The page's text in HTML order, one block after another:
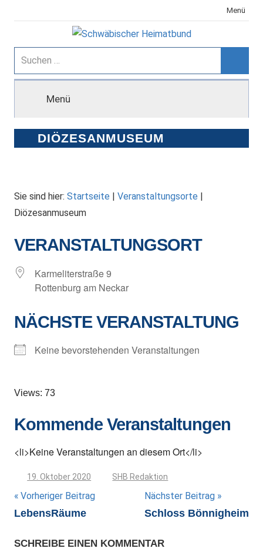
Inhalt
Menü
Schwäbischer
Heimatbund
Suchen
nach:
Menü
DIÖZESANMUSEUM
Sie sind hier: Startseite | Veranstaltungsorte |
Diözesanmuseum
VERANSTALTUNGSORT
Karmeliterstraße 9
Rottenburg am Neckar
NÄCHSTE VERANSTALTUNG
Keine bevorstehenden Veranstaltungen
Views: 73
Kommende Veranstaltungen
<li>Keine Veranstaltungen an diesem Ort</li>
19. Oktober 2020 SHB Redaktion
Beitragsnavigation
Vorheriger Beitrag
LebensRäume
Nächster Beitrag
Schloss Bönnigheim
SCHREIBE EINEN KOMMENTAR